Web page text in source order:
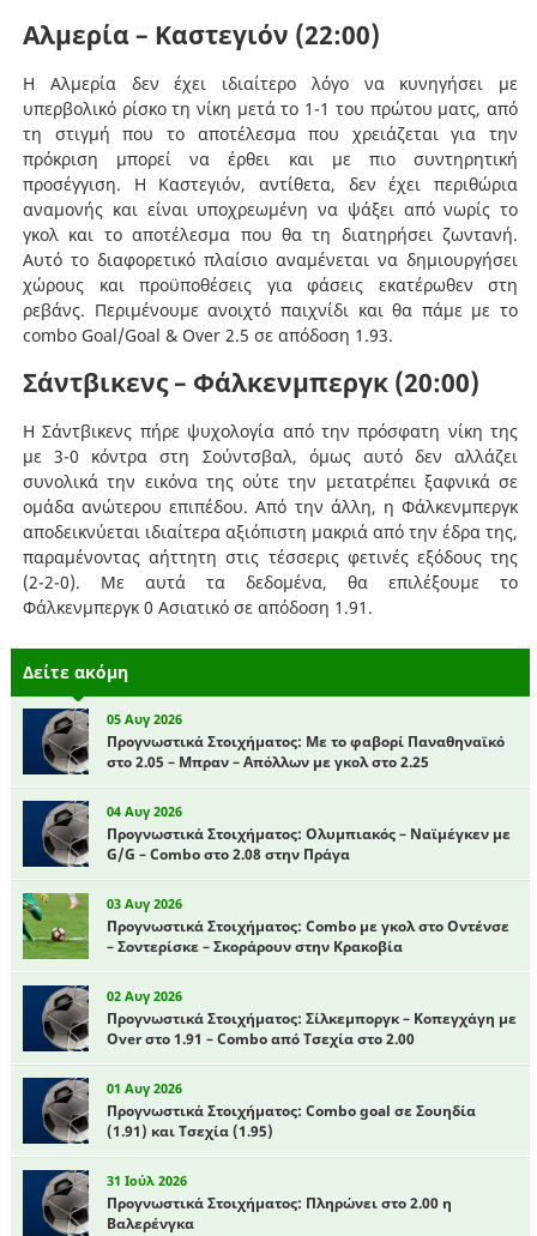
Αλμερία – Καστεγιόν (22:00)
Η Αλμερία δεν έχει ιδιαίτερο λόγο να κυνηγήσει με
υπερβολικό ρίσκο τη νίκη μετά το 1-1 του πρώτου ματς, από
τη στιγμή που το αποτέλεσμα που χρειάζεται για την
πρόκριση μπορεί να έρθει και με πιο συντηρητική
προσέγγιση. Η Καστεγιόν, αντίθετα, δεν έχει περιθώρια
αναμονής και είναι υποχρεωμένη να ψάξει από νωρίς το
γκολ και το αποτέλεσμα που θα τη διατηρήσει ζωντανή.
Αυτό το διαφορετικό πλαίσιο αναμένεται να δημιουργήσει
χώρους και προϋποθέσεις για φάσεις εκατέρωθεν στη
ρεβάνς. Περιμένουμε ανοιχτό παιχνίδι και θα πάμε με το
combo Goal/Goal & Over 2.5 σε απόδοση 1.93.
Σάντβικενς – Φάλκενμπεργκ (20:00)
Η Σάντβικενς πήρε ψυχολογία από την πρόσφατη νίκη της
με 3-0 κόντρα στη Σούντσβαλ, όμως αυτό δεν αλλάζει
συνολικά την εικόνα της ούτε την μετατρέπει ξαφνικά σε
ομάδα ανώτερου επιπέδου. Από την άλλη, η Φάλκενμπεργκ
αποδεικνύεται ιδιαίτερα αξιόπιστη μακριά από την έδρα της,
παραμένοντας αήττητη στις τέσσερις φετινές εξόδους της
(2-2-0). Με αυτά τα δεδομένα, θα επιλέξουμε το
Φάλκενμπεργκ 0 Ασιατικό σε απόδοση 1.91.
Δείτε ακόμη
05 Αυγ 2026
Προγνωστικά Στοιχήματος: Με το φαβορί Παναθηναϊκό
στο 2.05 – Μπραν – Απόλλων με γκολ στο 2.25
04 Αυγ 2026
Προγνωστικά Στοιχήματος: Ολυμπιακός – Ναϊμέγκεν με
G/G – Combo στο 2.08 στην Πράγα
03 Αυγ 2026
Προγνωστικά Στοιχήματος: Combo με γκολ στο Οντένσε
– Σοντερίσκε – Σκοράρουν στην Κρακοβία
02 Αυγ 2026
Προγνωστικά Στοιχήματος: Σίλκεμποργκ – Κοπεγχάγη με
Over στο 1.91 – Combo από Τσεχία στο 2.00
01 Αυγ 2026
Προγνωστικά Στοιχήματος: Combo goal σε Σουηδία
(1.91) και Τσεχία (1.95)
31 Ιούλ 2026
Προγνωστικά Στοιχήματος: Πληρώνει στο 2.00 η
Βαλερένγκα